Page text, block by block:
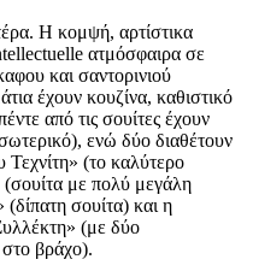
Η κομψή, αρτίστικα
ατμόσφαιρα σε
και σαντορινιού
έχουν κουζίνα, καθιστικό
από τις σουίτες έχουν
ενώ δύο διαθέτουν
Τεχνίτη» (το καλύτερο
(σουίτα με πολύ μεγάλη
σουίτα) και η
(με δύο
στο βράχο).